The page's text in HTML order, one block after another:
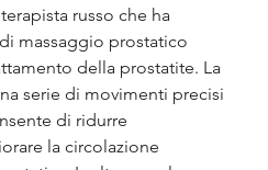
russo che ha
massaggio prostatico
della prostatite. La
serie di movimenti precisi
di ridurre
la circolazione